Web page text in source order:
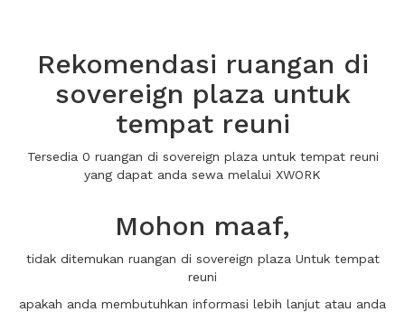
Rekomendasi ruangan di
sovereign plaza untuk
tempat reuni
Tersedia 0 ruangan di sovereign plaza untuk tempat reuni
yang dapat anda sewa melalui XWORK
Mohon maaf,
tidak ditemukan ruangan di sovereign plaza Untuk tempat
reuni
apakah anda membutuhkan informasi lebih lanjut atau anda